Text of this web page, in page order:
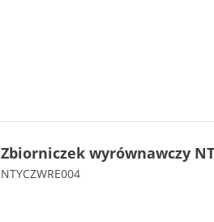
Zbiorniczek wyrównawczy
NTYCZWRE004